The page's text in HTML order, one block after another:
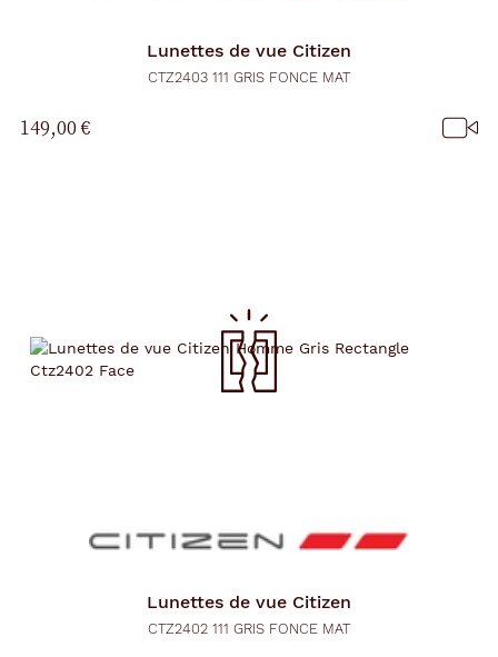
Lunettes de vue Citizen
CTZ2403 111 GRIS FONCE MAT
149,00 €
Lunettes de vue Citizen
CTZ2402 111 GRIS FONCE MAT